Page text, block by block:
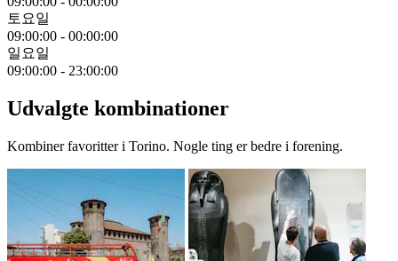
토요일
09:00:00 - 00:00:00
일요일
09:00:00 - 23:00:00
Udvalgte kombinationer
Kombiner favoritter i Torino. Nogle ting er bedre i forening.